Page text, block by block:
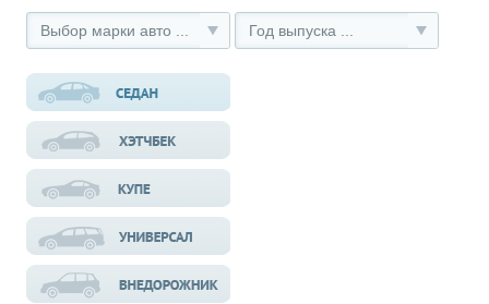
Выбор марки авто ... Год выпуска ...